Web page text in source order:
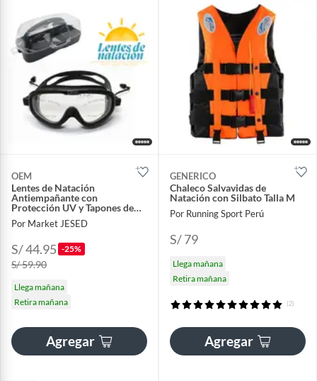
OEM
Lentes de Natación
Antiempañante con
Protección UV y Tapones de
Oído
Por Market JESED
S/ 44.95 -25%
S/ 59.90
Llega mañana
Retira mañana
Agregar
GENERICO
Chaleco Salvavidas de
Natación con Silbato Talla M
Por Running Sport Perú
S/ 79
Llega mañana
Retira mañana
(2)
Agregar